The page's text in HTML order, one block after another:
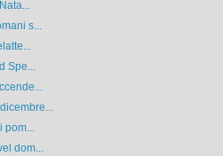
s...
Spe...
pom...
dom...